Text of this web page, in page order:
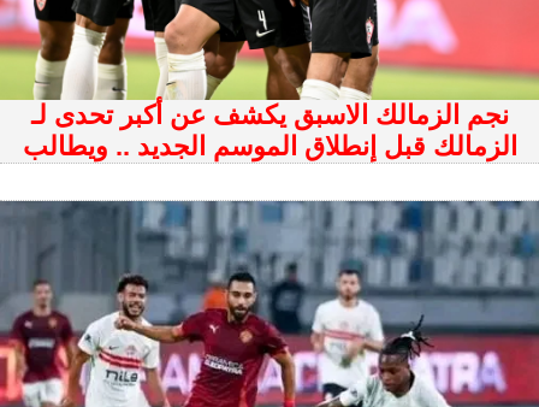
نجم الزمالك الاسبق يكشف عن أكبر تحدى لـ
الزمالك قبل إنطلاق الموسم الجديد .. ويطالب